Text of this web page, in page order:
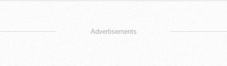
Advertisements